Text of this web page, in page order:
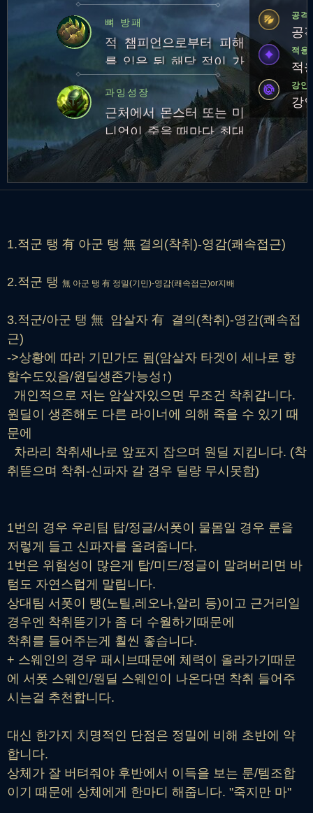
적 공격 시 체력 회복
뼈 방패
적 챔피언으로부터 피해
를 입은 뒤 해당 적이 가
하는 3회의 스킬 및 기본
공격으로부터 25~50만큼
피해를 덜 받습니다.지속
시간: 1.5초재사용 대기시
간: 45초
과잉성장
근처에서 몬스터 또는 미
니언이 죽을 때마다 최대
체력 영구 증가
공격
공
적응
적
강인
강
1.적군 탱 有 아군 탱 無 결의(착취)-영감(쾌속접근)
2.적군 탱 無 아군 탱 有 정밀(기민)-영감(쾌속접근)or지배
3.적군/아군 탱 無 암살자 有 결의(착취)-영감(쾌속접
근)
->상황에 따라 기민가도 됨(암살자 타겟이 세나로 향
할수도있음/원딜생존가능성↑)
개인적으로 저는 암살자있으면 무조건 착취갑니다.
원딜이 생존해도 다른 라이너에 의해 죽을 수 있기 때
문에
차라리 착취세나로 앞포지 잡으며 원딜 지킵니다. (착
취뜯으며 착취-신파자 갈 경우 딜량 무시못함)
1번의 경우 우리팀 탑/정글/서폿이 물몸일 경우 룬을
저렇게 들고 신파자를 올려줍니다.
1번은 위험성이 많은게 탑/미드/정글이 말려버리면 바
텀도 자연스럽게 말립니다.
상대팀 서폿이 탱(노틸,레오나,알리 등)이고 근거리일
경우엔 착취뜯기가 좀 더 수월하기때문에
착취를 들어주는게 훨씬 좋습니다.
+ 스웨인의 경우 패시브때문에 체력이 올라가기때문
에 서폿 스웨인/원딜 스웨인이 나온다면 착취 들어주
시는걸 추천합니다.
대신 한가지 치명적인 단점은 정밀에 비해 초반에 약
합니다.
상체가 잘 버텨줘야 후반에서 이득을 보는 룬/템조합
이기 때문에 상체에게 한마디 해줍니다. "죽지만 마"